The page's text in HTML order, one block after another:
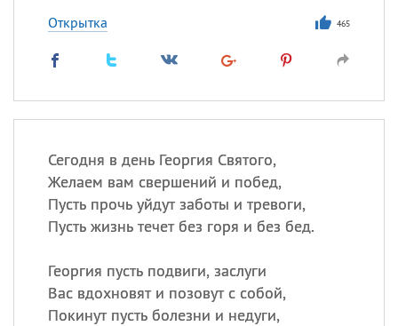
Открытка 465
Сегодня в день Георгия Святого,
Желаем вам свершений и побед,
Пусть прочь уйдут заботы и тревоги,
Пусть жизнь течет без горя и без бед.
Георгия пусть подвиги, заслуги
Вас вдохновят и позовут с собой,
Покинут пусть болезни и недуги,